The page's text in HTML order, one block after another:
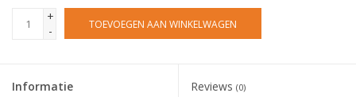
+
-
TOEVOEGEN AAN WINKELWAGEN
Informatie Reviews (0)